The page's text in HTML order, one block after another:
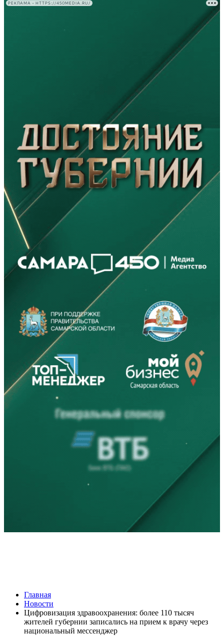
РЕКЛАМА • HTTPS://450MEDIA.RU/
Востребованная специальность: в Самарской области растёт
интерес к службе по контракту в войсках беспилотных систем
07.08.2026 | 12:58
В Самаре водитель Toyota Camry сбил 9-летнюю девочку на
пешеходном переходе
Главная
Новости
Цифровизация здравоохранения: более 110 тысяч
жителей губернии записались на прием к врачу через
национальный мессенджер